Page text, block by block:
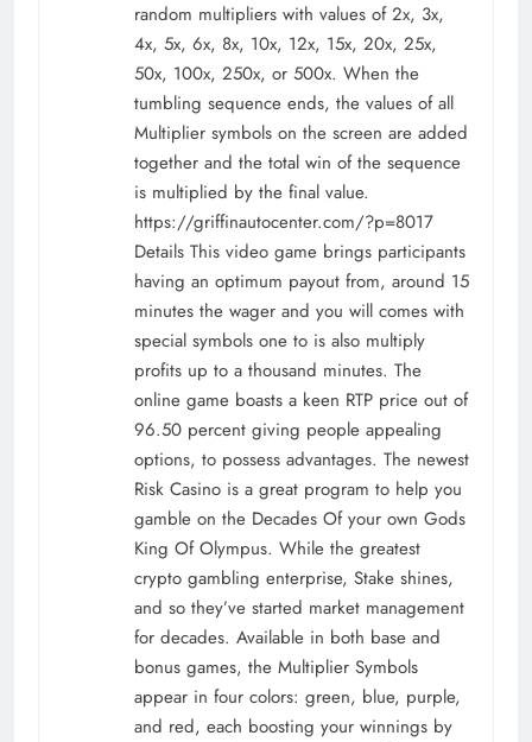
random multipliers with values of 2x, 3x,
4x, 5x, 6x, 8x, 10x, 12x, 15x, 20x, 25x,
50x, 100x, 250x, or 500x. When the
tumbling sequence ends, the values of all
Multiplier symbols on the screen are added
together and the total win of the sequence
is multiplied by the final value.
https://griffinautocenter.com/?p=8017
Details This video game brings participants
having an optimum payout from, around 15
minutes the wager and you will comes with
special symbols one to is also multiply
profits up to a thousand minutes. The
online game boasts a keen RTP price out of
96.50 percent giving people appealing
options, to possess advantages. The newest
Risk Casino is a great program to help you
gamble on the Decades Of your own Gods
King Of Olympus. While the greatest
crypto gambling enterprise, Stake shines,
and so they’ve started market management
for decades. Available in both base and
bonus games, the Multiplier Symbols
appear in four colors: green, blue, purple,
and red, each boosting your winnings by